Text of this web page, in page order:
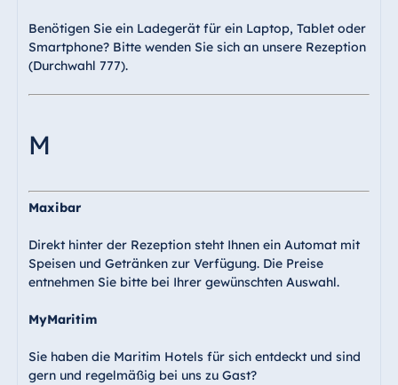
Benötigen Sie ein Ladegerät für ein Laptop, Tablet oder
Smartphone? Bitte wenden Sie sich an unsere Rezeption
(Durchwahl 777).
M
Maxibar
Direkt hinter der Rezeption steht Ihnen ein Automat mit
Speisen und Getränken zur Verfügung. Die Preise
entnehmen Sie bitte bei Ihrer gewünschten Auswahl.
MyMaritim
Sie haben die Maritim Hotels für sich entdeckt und sind
gern und regelmäßig bei uns zu Gast?